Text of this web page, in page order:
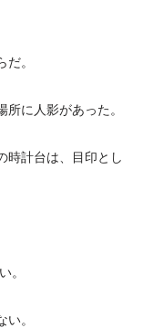
。
に人影があった。
時計台は、目印とし
。
。